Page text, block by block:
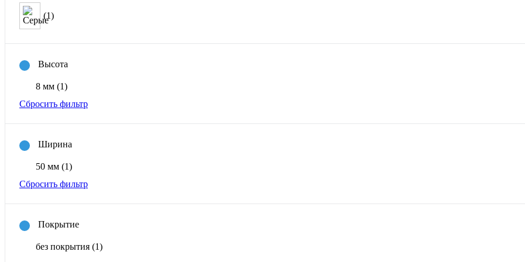
(1)
Высота
8 мм (1)
Сбросить фильтр
Ширина
50 мм (1)
Сбросить фильтр
Покрытие
без покрытия (1)